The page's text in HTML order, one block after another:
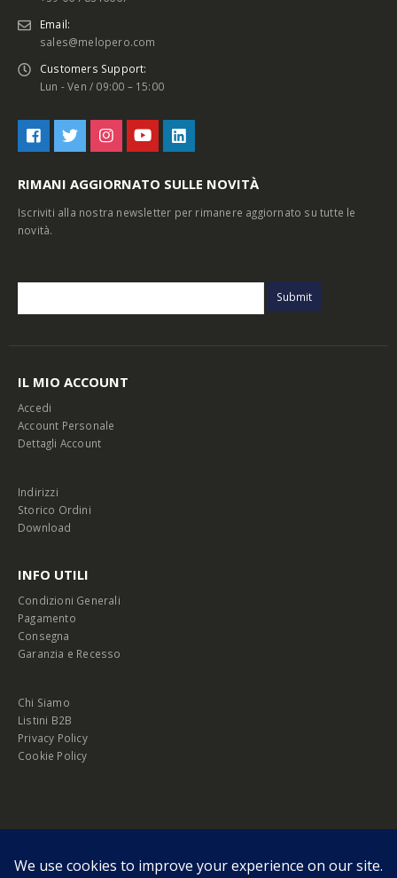
Email:
sales@melopero.com
Customers Support:
Lun - Ven / 09:00 – 15:00
RIMANI AGGIORNATO SULLE NOVITÀ
Iscriviti alla nostra newsletter per rimanere aggiornato su tutte le
novità.
IL MIO ACCOUNT
Accedi
Account Personale
Dettagli Account
Indirizzi
Storico Ordini
Download
INFO UTILI
Condizioni Generali
Pagamento
Consegna
Garanzia e Recesso
Chi Siamo
Listini B2B
Privacy Policy
Cookie Policy